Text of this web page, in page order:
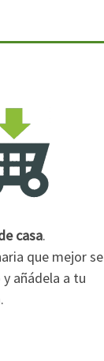
casa.
que mejor se
añádela a tu